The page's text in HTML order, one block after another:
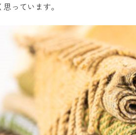
っています。